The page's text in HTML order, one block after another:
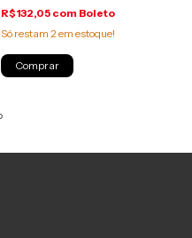
R$132,05 com Boleto
Só restam 2em estoque!